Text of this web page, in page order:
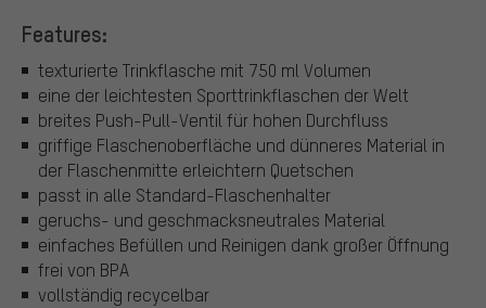
Features:
texturierte Trinkflasche mit 750 ml Volumen
eine der leichtesten Sporttrinkflaschen der Welt
breites Push-Pull-Ventil für hohen Durchfluss
griffige Flaschenoberfläche und dünneres Material in
der Flaschenmitte erleichtern Quetschen
passt in alle Standard-Flaschenhalter
geruchs- und geschmacksneutrales Material
einfaches Befüllen und Reinigen dank großer Öffnung
frei von BPA
vollständig recycelbar